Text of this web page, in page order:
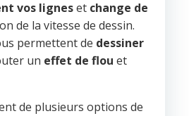
vos ligneset change de
de la vitesse de dessin.
permettent de dessiner
un effet de flou et
de plusieurs options de